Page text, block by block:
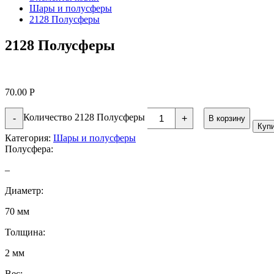
Шары и полусферы
2128 Полусферы
2128 Полусферы
70.00 Р
- Количество 2128 Полусферы +
В корзину
Категория: Шары и полусферы
Полусфера:
–
Диаметр:
70 мм
Толщина:
2 мм